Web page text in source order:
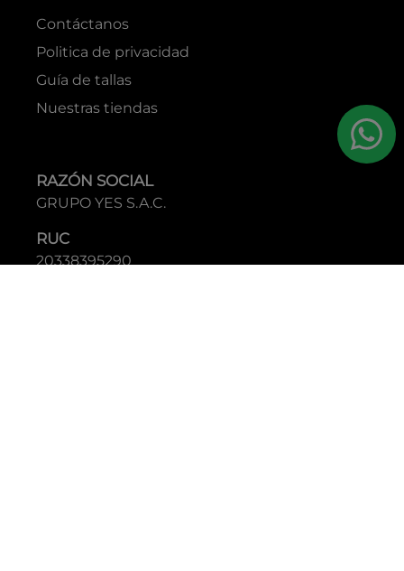
Contáctanos
Politica de privacidad
Guía de tallas
Nuestras tiendas
RAZÓN SOCIAL
GRUPO YES S.A.C.
RUC
20338395290